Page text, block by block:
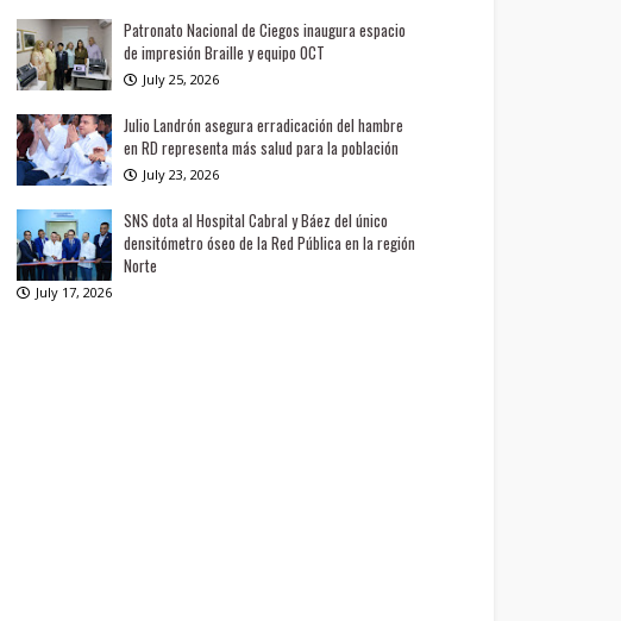
Patronato Nacional de Ciegos inaugura espacio
de impresión Braille y equipo OCT
July 25, 2026
Julio Landrón asegura erradicación del hambre
en RD representa más salud para la población
July 23, 2026
SNS dota al Hospital Cabral y Báez del único
densitómetro óseo de la Red Pública en la región
Norte
July 17, 2026